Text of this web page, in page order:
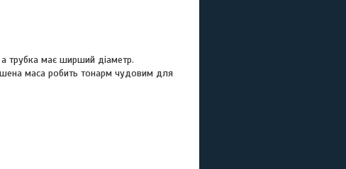
трубка має ширший діаметр.
маса робить тонарм чудовим для